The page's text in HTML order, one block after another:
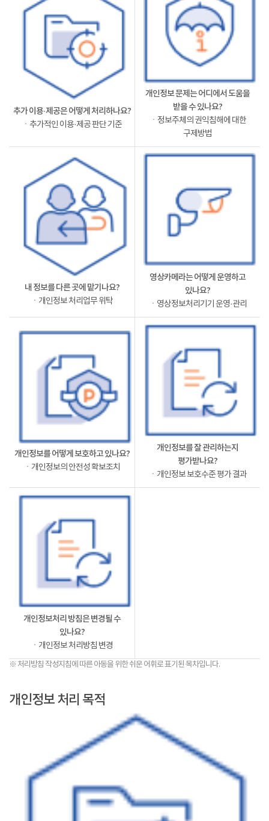
추가 이용·제공은 어떻게 처리하나요?
ㆍ추가적인 이용·제공 판단 기준
개인정보 문제는 어디에서 도움을
받을 수 있나요?
ㆍ정보주체의 권익침해에 대한
구제방법
내 정보를 다른 곳에 맡기나요?
ㆍ개인정보 처리업무 위탁
영상카메라는 어떻게 운영하고
있나요?
ㆍ영상정보처리기기 운영·관리
개인정보를 어떻게 보호하고 있나요?
ㆍ개인정보의 안전성 확보조치
개인정보를 잘 관리하는지
평가받나요?
ㆍ개인정보 보호수준 평가 결과
개인정보처리 방침은 변경될 수
있나요?
ㆍ개인정보 처리방침 변경
※ 처리방침 작성지침에 따른 아동을 위한 쉬운 어휘로 표기된 목차입니다.
개인정보 처리 목적